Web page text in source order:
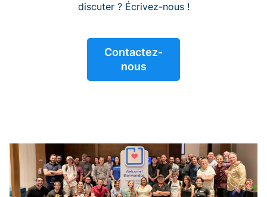
discuter ? Écrivez-nous !
Contactez-
nous